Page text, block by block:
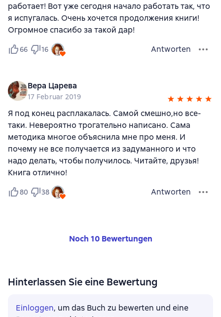
работает! Вот уже сегодня начало работать так, что
я испугалась. Очень хочется продолжения книги!
Огромное спасибо за такой дар!
66 16 Antworten
Вера Царева
17 Februar 2019
Я под конец расплакалась. Самой смешно,но все-
таки. Невероятно трогательно написано. Сама
методика многое объяснила мне про меня. И
почему не все получается из задуманного и что
надо делать, чтобы получилось. Читайте, друзья!
Книга отлично!
80 38 Antworten
Noch 10 Bewertungen
Hinterlassen Sie eine Bewertung
Einloggen, um das Buch zu bewerten und eine